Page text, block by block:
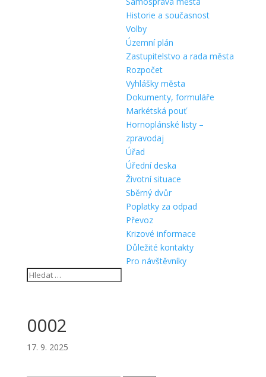
Historie a současnost
Volby
Územní plán
Zastupitelstvo a rada města
Rozpočet
Vyhlášky města
Dokumenty, formuláře
Markétská pouť
Hornoplánské listy –
zpravodaj
Úřad
Úřední deska
Životní situace
Sběrný dvůr
Poplatky za odpad
Převoz
Krizové informace
Důležité kontakty
Pro návštěvníky
0002
17. 9. 2025